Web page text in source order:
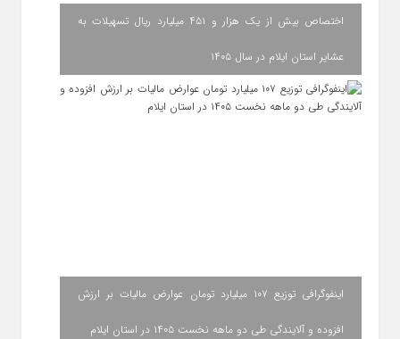
اختصاص بیش از یک هزار و ۴۵۱ میلیارد ریال تسهیلات به
عشایر استان ایلام در سال ۱۴۰۵
اینفوگرافی توزیع ۱۰۷ میلیارد تومان عوارض مالیات بر ارزش
افزوده و آلایندگی طی دو ماهه نخست ۱۴۰۵ در استان ایلام